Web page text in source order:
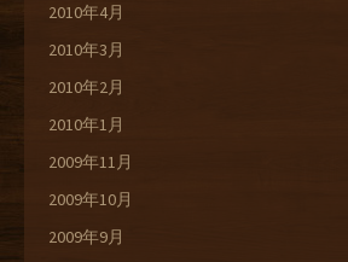
2010年4月
2010年3月
2010年2月
2010年1月
2009年11月
2009年10月
2009年9月